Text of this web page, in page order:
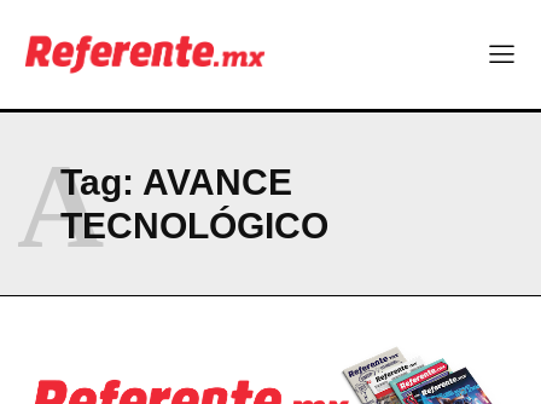
Más escuelas renovadas: fortalecen espacios para el regreso
a clases
Company
ABOUT
PRIVACY POLICY
Tag: AVANCE
TECNOLÓGICO
A